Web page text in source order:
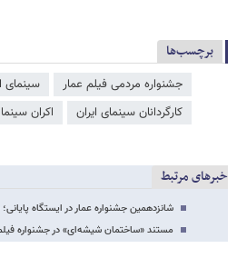
برچسب‌ها
جشنواره مردمی فیلم عمار
سینمای
کارگردانان سینمای ایران
اکران سینما
خبرهای مرتبط
شانزدهمین جشنواره عمار در ایستگاه
مستند «ساختمان شیشه‌ای» در جشنواره